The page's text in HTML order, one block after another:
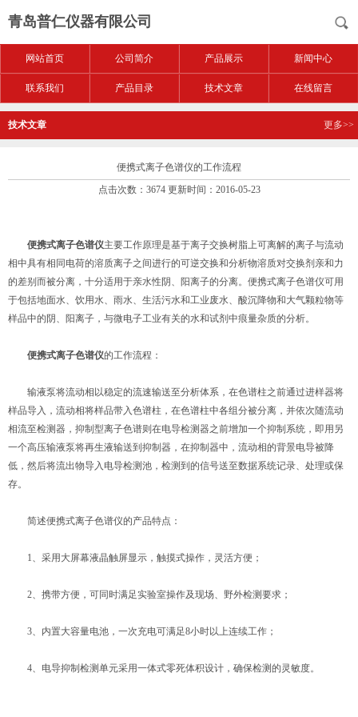
青岛普仁仪器有限公司
网站首页 公司简介 产品展示 新闻中心
联系我们 产品目录 技术文章 在线留言
技术文章 更多>>
便携式离子色谱仪的工作流程
点击次数：3674 更新时间：2016-05-23
便携式离子色谱仪主要工作原理是基于离子交换树脂上可离解的离子与流动
相中具有相同电荷的溶质离子之间进行的可逆交换和分析物溶质对交换剂亲和力
的差别而被分离，十分适用于亲水性阴、阳离子的分离。便携式离子色谱仪可用
于包括地面水、饮用水、雨水、生活污水和工业废水、酸沉降物和大气颗粒物等
样品中的阴、阳离子，与微电子工业有关的水和试剂中痕量杂质的分析。
便携式离子色谱仪的工作流程：
输液泵将流动相以稳定的流速输送至分析体系，在色谱柱之前通过进样器将
样品导入，流动相将样品带入色谱柱，在色谱柱中各组分被分离，并依次随流动
相流至检测器，抑制型离子色谱则在电导检测器之前增加一个抑制系统，即用另
一个高压输液泵将再生液输送到抑制器，在抑制器中，流动相的背景电导被降
低，然后将流出物导入电导检测池，检测到的信号送至数据系统记录、处理或保
存。
简述便携式离子色谱仪的产品特点：
1、采用大屏幕液晶触屏显示，触摸式操作，灵活方便；
2、携带方便，可同时满足实验室操作及现场、野外检测要求；
3、内置大容量电池，一次充电可满足8小时以上连续工作；
4、电导抑制检测单元采用一体式零死体积设计，确保检测的灵敏度。